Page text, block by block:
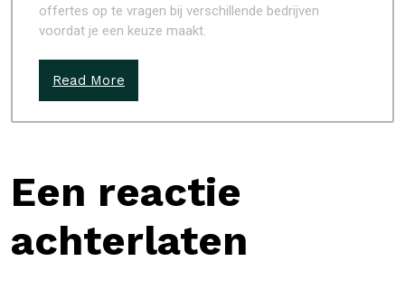
offertes op te vragen bij verschillende bedrijven
voordat je een keuze maakt.
Read More
Een reactie
achterlaten